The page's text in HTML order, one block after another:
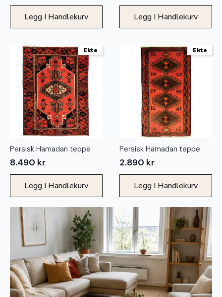
Legg I Handlekurv Legg I Handlekurv
Ekte
Persisk Hamadan teppe
8.490 kr
Legg I Handlekurv
Ekte
Persisk Hamadan teppe
2.890 kr
Legg I Handlekurv